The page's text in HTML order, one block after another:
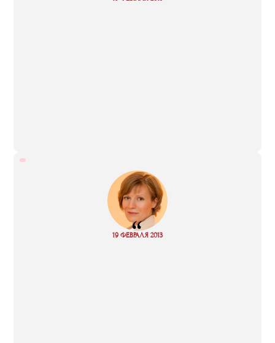
“
19 ФЕВРАЛЯ 2013
Read